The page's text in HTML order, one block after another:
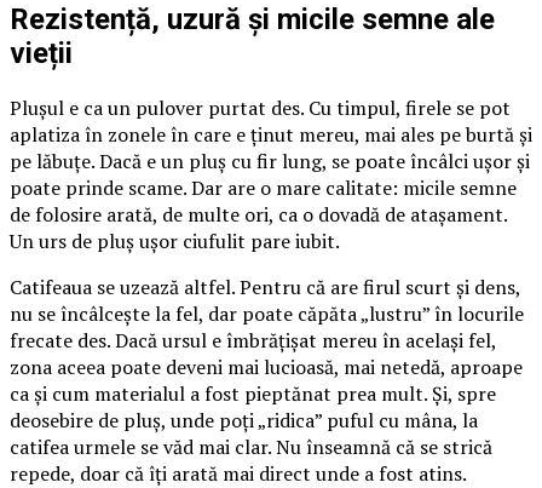
Rezistență, uzură și micile semne ale
vieții
Plușul e ca un pulover purtat des. Cu timpul, firele se pot
aplatiza în zonele în care e ținut mereu, mai ales pe burtă și
pe lăbuțe. Dacă e un pluș cu fir lung, se poate încâlci ușor și
poate prinde scame. Dar are o mare calitate: micile semne
de folosire arată, de multe ori, ca o dovadă de atașament.
Un urs de pluș ușor ciufulit pare iubit.
Catifeaua se uzează altfel. Pentru că are firul scurt și dens,
nu se încâlcește la fel, dar poate căpăta „lustru” în locurile
frecate des. Dacă ursul e îmbrățișat mereu în același fel,
zona aceea poate deveni mai lucioasă, mai netedă, aproape
ca și cum materialul a fost pieptănat prea mult. Și, spre
deosebire de pluș, unde poți „ridica” puful cu mâna, la
catifea urmele se văd mai clar. Nu înseamnă că se strică
repede, doar că îți arată mai direct unde a fost atins.